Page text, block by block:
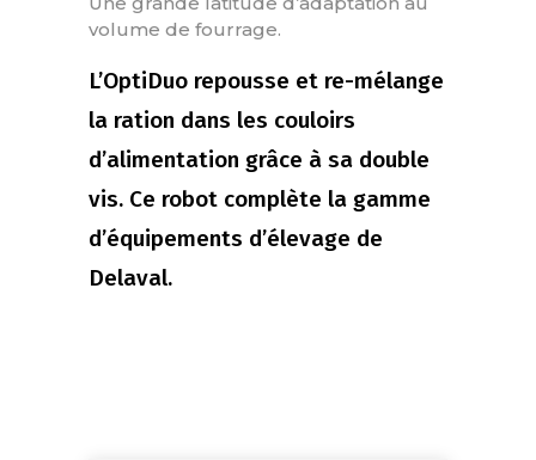
volume de fourrage.
L’OptiDuo repousse et re-mélange
la ration dans les couloirs
d’alimentation grâce à sa double
vis. Ce robot complète la gamme
d’équipements d’élevage de
Delaval.